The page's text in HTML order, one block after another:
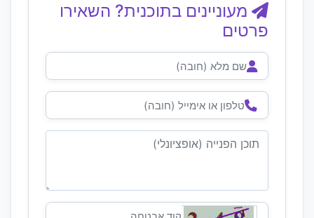
מעוניינים בתוכנית? השאירו
פרטים